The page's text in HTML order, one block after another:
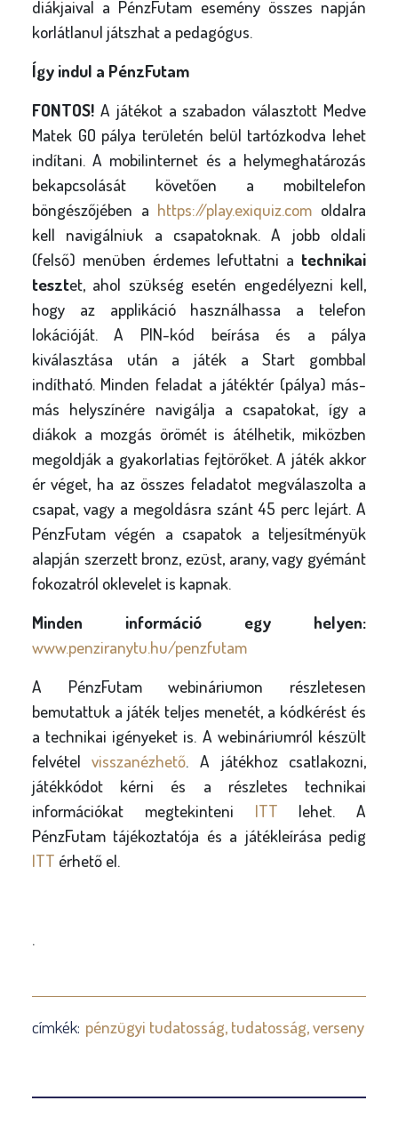
diákjaival a PénzFutam esemény összes napján
korlátlanul játszhat a pedagógus.
Így indul a PénzFutam
FONTOS! A játékot a szabadon választott Medve
Matek GO pálya területén belül tartózkodva lehet
indítani. A mobilinternet és a helymeghatározás
bekapcsolását követően a mobiltelefon
böngészőjében a https://play.exiquiz.com oldalra
kell navigálniuk a csapatoknak. A jobb oldali
(felső) menüben érdemes lefuttatni a technikai
tesztet, ahol szükség esetén engedélyezni kell,
hogy az applikáció használhassa a telefon
lokációját. A PIN-kód beírása és a pálya
kiválasztása után a játék a Start gombbal
indítható. Minden feladat a játéktér (pálya) más-
más helyszínére navigálja a csapatokat, így a
diákok a mozgás örömét is átélhetik, miközben
megoldják a gyakorlatias fejtörőket. A játék akkor
ér véget, ha az összes feladatot megválaszolta a
csapat, vagy a megoldásra szánt 45 perc lejárt. A
PénzFutam végén a csapatok a teljesítményük
alapján szerzett bronz, ezüst, arany, vagy gyémánt
fokozatról oklevelet is kapnak.
Minden információ egy helyen:
www.penziranytu.hu/penzfutam
A PénzFutam webináriumon részletesen
bemutattuk a játék teljes menetét, a kódkérést és
a technikai igényeket is. A webináriumról készült
felvételvisszanézhető. A játékhoz csatlakozni,
játékkódot kérni és a részletes technikai
információkat megtekinteni ITT lehet. A
PénzFutam tájékoztatója és a játékleírása pedig
ITT érhető el.
.
címkék: pénzügyi tudatosság tudatosság verseny